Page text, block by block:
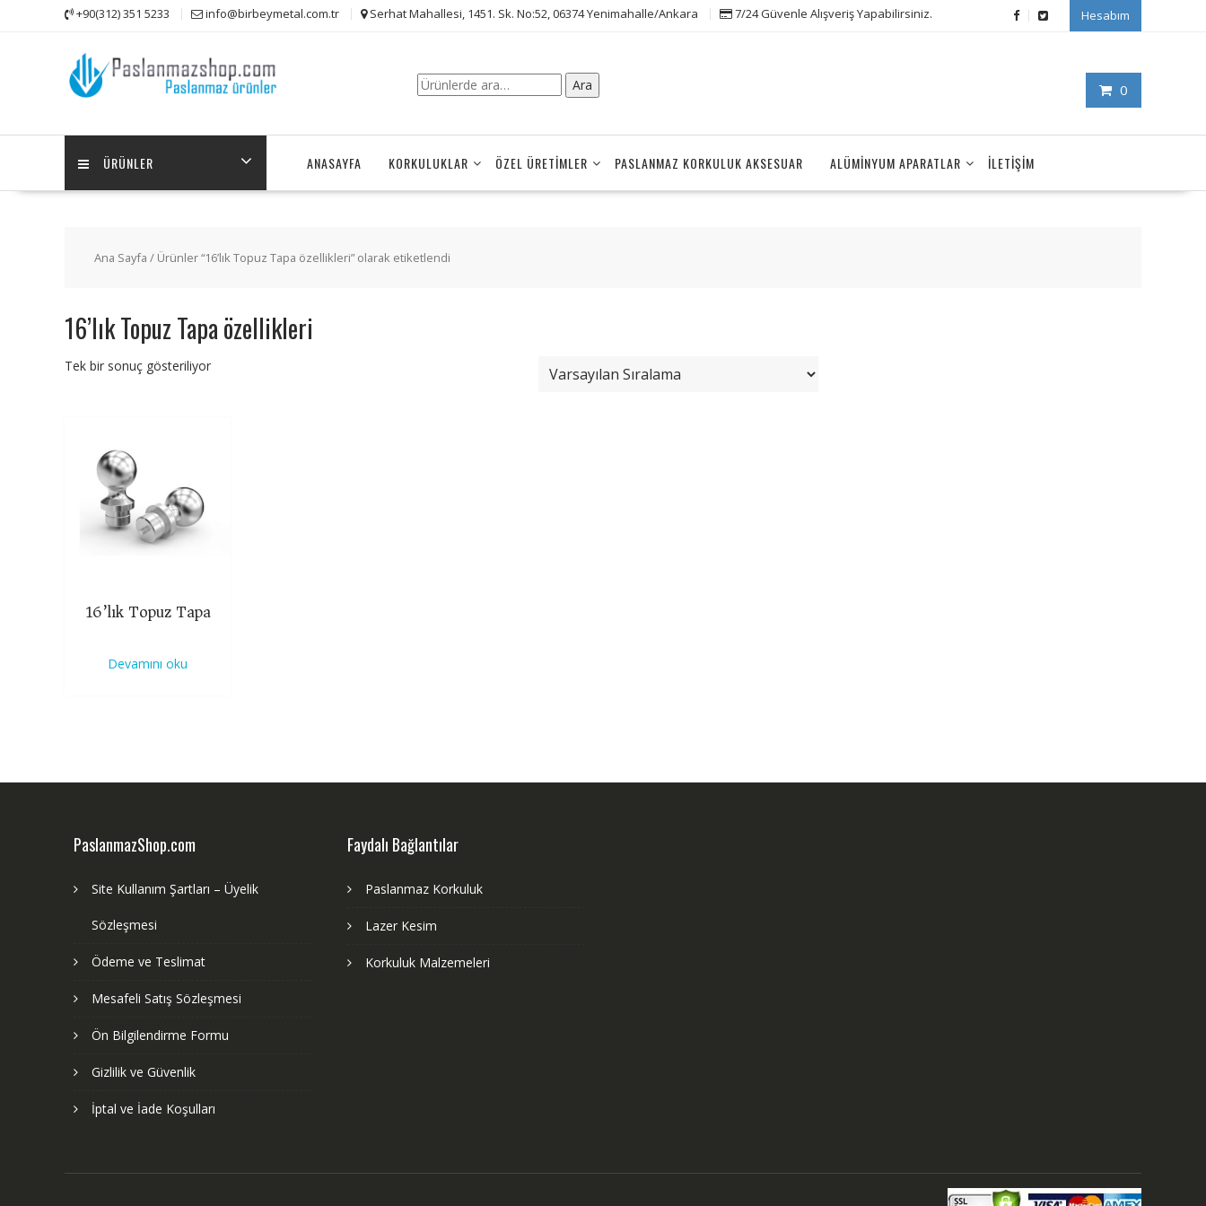
+90(312) 351 5233 info@birbeymetal.com.tr Serhat Mahallesi, 1451. Sk. No:52, 06374 Yenimahalle/Ankara 7/24 Güvenle Alışveriş Yapabilirsiniz. Hesabım
0
Ara: Ara
ÜRÜNLER ANASAYFA KORKULUKLAR ÖZEL ÜRETIMLER PASLANMAZ KORKULUK AKSESUAR ALÜMINYUM APARATLAR İLETIŞIM
Ana Sayfa / Ürünler “16’lık Topuz Tapa özellikleri” olarak etiketlendi
16’lık Topuz Tapa özellikleri
Tek bir sonuç gösteriliyor
16’lık Topuz Tapa
Devamını oku
PaslanmazShop.com
Site Kullanım Şartları – Üyelik
Sözleşmesi
Ödeme ve Teslimat
Mesafeli Satış Sözleşmesi
Ön Bilgilendirme Formu
Gizlilik ve Güvenlik
İptal ve İade Koşulları
Faydalı Bağlantılar
Paslanmaz Korkuluk
Lazer Kesim
Korkuluk Malzemeleri